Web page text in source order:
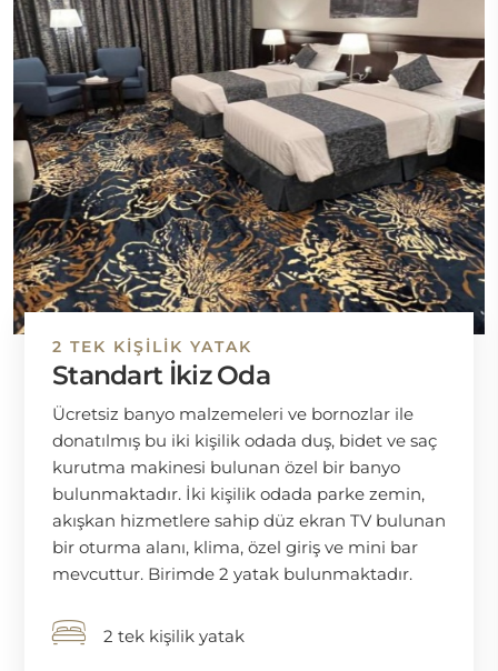
2 TEK KIŞILIK YATAK
Standart İkiz Oda
Ücretsiz banyo malzemeleri ve bornozlar ile
donatılmış bu iki kişilik odada duş, bidet ve saç
kurutma makinesi bulunan özel bir banyo
bulunmaktadır. İki kişilik odada parke zemin,
akışkan hizmetlere sahip düz ekran TV bulunan
bir oturma alanı, klima, özel giriş ve mini bar
mevcuttur. Birimde 2 yatak bulunmaktadır.
2 tek kişilik yatak